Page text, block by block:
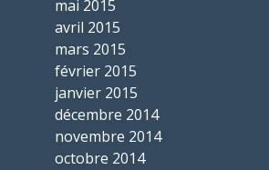
mai 2015
avril 2015
mars 2015
février 2015
janvier 2015
décembre 2014
novembre 2014
octobre 2014